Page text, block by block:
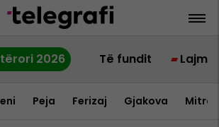
2026 Të fundit Lajme
Peja Ferizaj Gjakova